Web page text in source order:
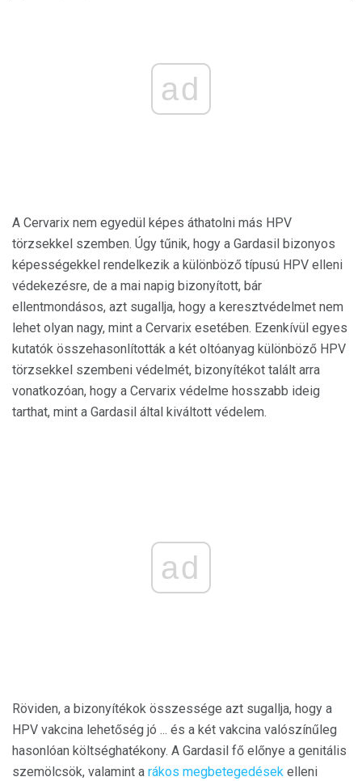
ad
A Cervarix nem egyedül képes áthatolni más HPV
törzsekkel szemben. Úgy tűnik, hogy a Gardasil bizonyos
képességekkel rendelkezik a különböző típusú HPV elleni
védekezésre, de a mai napig bizonyított, bár
ellentmondásos, azt sugallja, hogy a keresztvédelmet nem
lehet olyan nagy, mint a Cervarix esetében. Ezenkívül egyes
kutatók összehasonlították a két oltóanyag különböző HPV
törzsekkel szembeni védelmét, bizonyítékot talált arra
vonatkozóan, hogy a Cervarix védelme hosszabb ideig
tarthat, mint a Gardasil által kiváltott védelem.
ad
Röviden, a bizonyítékok összessége azt sugallja, hogy a
HPV vakcina lehetőség jó ... és a két vakcina valószínűleg
hasonlóan költséghatékony. A Gardasil fő előnye a genitális
szemölcsök, valamint a rákos megbetegedések elleni